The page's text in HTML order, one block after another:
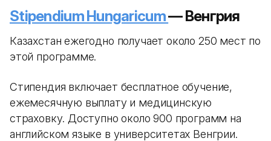
Stipendium Hungaricum— Венгрия
Казахстан ежегодно получает около 250 мест по
этой программе.
Стипендия включает бесплатное обучение,
ежемесячную выплату и медицинскую
страховку. Доступно около 900 программ на
английском языке в университетах Венгрии.